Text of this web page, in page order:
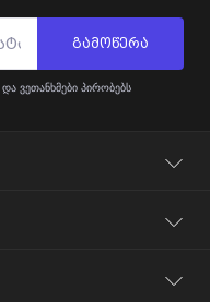
გამოწერა
და ვეთანხმები პირობებს